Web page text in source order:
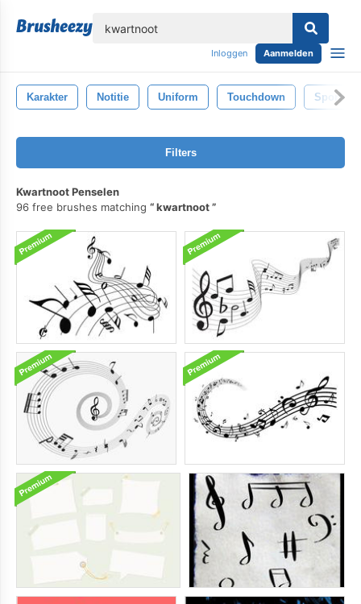
Inloggen Aanmelden
Karakter Notitie Uniform Touchdown
Filters
Kwartnoot Penselen
96 free brushes matching
kwartnoot